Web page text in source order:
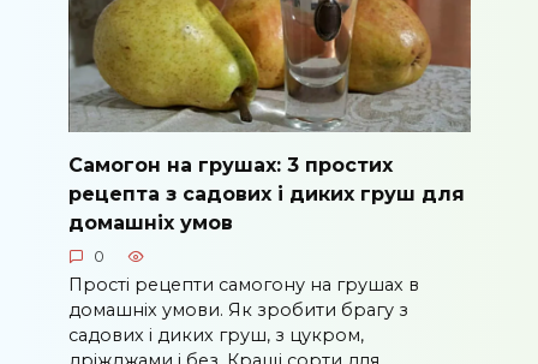
Самогон на грушах: 3 простих
рецепта з садових і диких груш для
домашніх умов
0
Прості рецепти самогону на грушах в
домашніх умови. Як зробити брагу з
садових і диких груш, з цукром,